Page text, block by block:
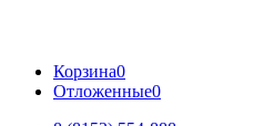
Корзина0
Отложенные0